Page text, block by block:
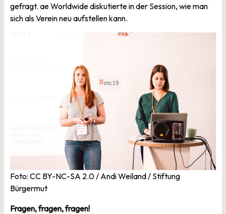
gefragt. ae Worldwide diskutierte in der Session, wie man
sich als Verein neu aufstellen kann.
Foto: CC BY-NC-SA 2.0 / Andi Weiland / Stiftung
Bürgermut
Fragen, fragen, fragen!